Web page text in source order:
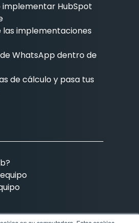
HubSpot
las implementaciones
WhatsApp dentro de
de cálculo y pasa tus